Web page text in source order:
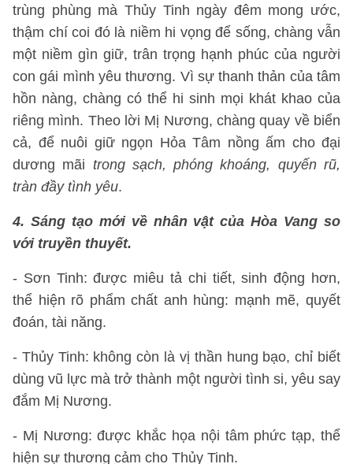
trùng phùng mà Thủy Tinh ngày đêm mong ước,
thậm chí coi đó là niềm hi vọng để sống, chàng vẫn
một niềm gìn giữ, trân trọng hạnh phúc của người
con gái mình yêu thương. Vì sự thanh thản của tâm
hồn nàng, chàng có thể hi sinh mọi khát khao của
riêng mình. Theo lời Mị Nương, chàng quay về biển
cả, để nuôi giữ ngọn Hỏa Tâm nồng ấm cho đại
dương mãi trong sạch, phóng khoáng, quyến rũ,
tràn đầy tình yêu.
4. Sáng tạo mới về nhân vật của Hòa Vang so
với truyền thuyết.
- Sơn Tinh: được miêu tả chi tiết, sinh động hơn,
thể hiện rõ phẩm chất anh hùng: mạnh mẽ, quyết
đoán, tài năng.
- Thủy Tinh: không còn là vị thần hung bạo, chỉ biết
dùng vũ lực mà trở thành một người tình si, yêu say
đắm Mị Nương.
- Mị Nương: được khắc họa nội tâm phức tạp, thể
hiện sự thương cảm cho Thủy Tinh.